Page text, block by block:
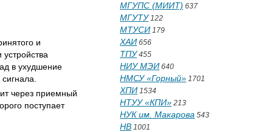
и
в ухудшение
через приемный
поступает
МГУПС (МИИТ) 637
МГУТУ122
МТУСИ 179
ХАИ 656
ТПУ455
НИУ МЭИ 640
НМСУ «Горный» 1701
ХПИ 1534
НТУУ «КПИ» 213
НУК им. Макарова 543
НВ 1001